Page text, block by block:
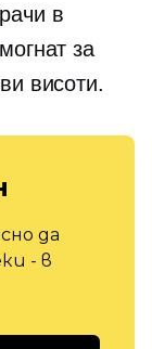
в
за
висоти.
да
- в